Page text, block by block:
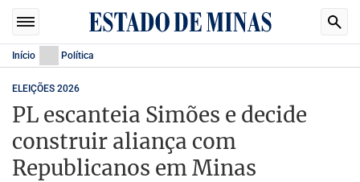
Início Política
ELEIÇÕES 2026
PL escanteia Simões e decide
construir aliança com
Republicanos em Minas